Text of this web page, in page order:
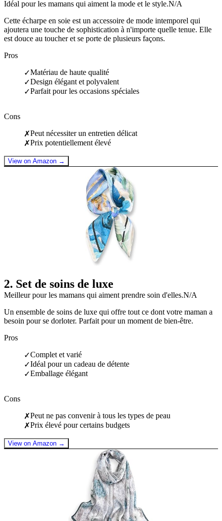
Idéal pour les mamans qui aiment la mode et le style.N/A
Cette écharpe en soie est un accessoire de mode intemporel qui
ajoutera une touche de sophistication à n'importe quelle tenue. Elle
est douce au toucher et se porte de plusieurs façons.
Pros
✓Matériau de haute qualité
✓Design élégant et polyvalent
✓Parfait pour les occasions spéciales
Cons
✗Peut nécessiter un entretien délicat
✗Prix potentiellement élevé
View on Amazon →
2. Set de soins de luxe
Meilleur pour les mamans qui aiment prendre soin d'elles.N/A
Un ensemble de soins de luxe qui offre tout ce dont votre maman a
besoin pour se dorloter. Parfait pour un moment de bien-être.
Pros
✓Complet et varié
✓Idéal pour un cadeau de détente
✓Emballage élégant
Cons
✗Peut ne pas convenir à tous les types de peau
✗Prix élevé pour certains budgets
View on Amazon →